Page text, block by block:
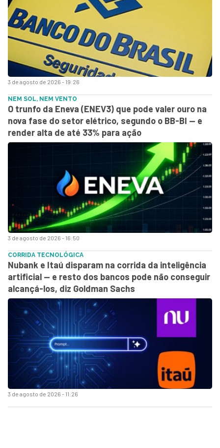
3 de agosto de 2026 - 19:26
3 de agosto de 2026 - 16:50
NEM SOL, NEM VENTO
O trunfo da Eneva (ENEV3) que pode valer ouro na
nova fase do setor elétrico, segundo o BB-BI — e
render alta de até 33% para ação
3 de agosto de 2026 - 11:26
CORRIDA TECNOLÓGICA
Nubank e Itaú disparam na corrida da inteligência
artificial — e resto dos bancos pode não conseguir
alcançá-los, diz Goldman Sachs